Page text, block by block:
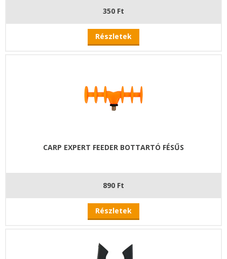
350 Ft
Részletek
CARP EXPERT FEEDER BOTTARTÓ FÉSŰS
890 Ft
Részletek